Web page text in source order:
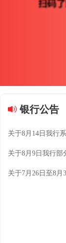
银行公告